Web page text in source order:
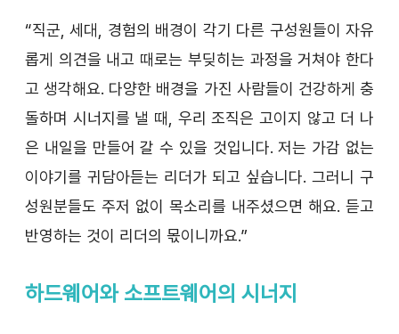
“직군, 세대, 경험의 배경이 각기 다른 구성원들이 자유
롭게 의견을 내고 때로는 부딪히는 과정을 거쳐야 한다
고 생각해요. 다양한 배경을 가진 사람들이 건강하게 충
돌하며 시너지를 낼 때, 우리 조직은 고이지 않고 더 나
은 내일을 만들어 갈 수 있을 것입니다. 저는 가감 없는
이야기를 귀담아듣는 리더가 되고 싶습니다. 그러니 구
성원분들도 주저 없이 목소리를 내주셨으면 해요. 듣고
반영하는 것이 리더의 몫이니까요.”
하드웨어와 소프트웨어의 시너지